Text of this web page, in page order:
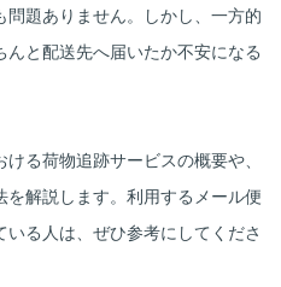
題ありません。しかし、一方的
と配送先へ届いたか不安になる
る荷物追跡サービスの概要や、
を解説します。利用するメール便
る人は、ぜひ参考にしてくださ